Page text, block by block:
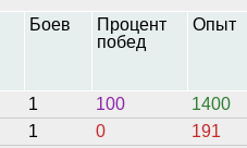
Боев
Процент
побед
Опыт
1 100 1400
1 0 191